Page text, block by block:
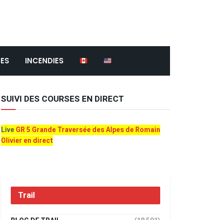
INCENDIES
SUIVI DES COURSES EN DIRECT
LiveGR 5 Grande Traversée des Alpes de Romain
Olivier en direct
Trail